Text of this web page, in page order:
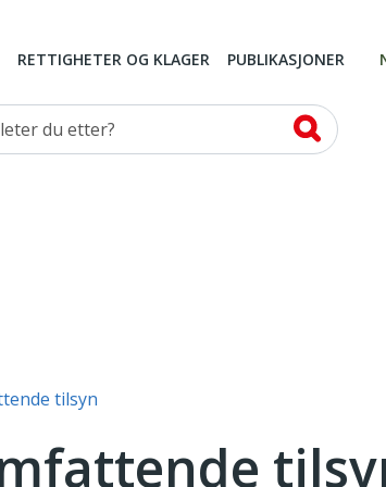
RETTIGHETER OG KLAGER PUBLIKASJONER
du etter?
tilsyn